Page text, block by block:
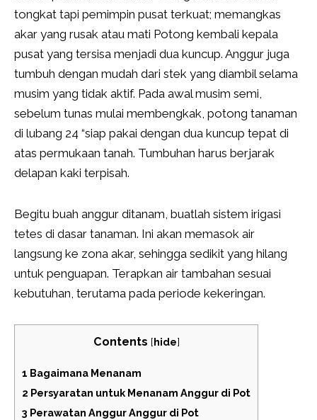
tongkat tapi pemimpin pusat terkuat; memangkas
akar yang rusak atau mati Potong kembali kepala
pusat yang tersisa menjadi dua kuncup. Anggur juga
tumbuh dengan mudah dari stek yang diambil selama
musim yang tidak aktif. Pada awal musim semi,
sebelum tunas mulai membengkak, potong tanaman
di lubang 24 “siap pakai dengan dua kuncup tepat di
atas permukaan tanah. Tumbuhan harus berjarak
delapan kaki terpisah.
Begitu buah anggur ditanam, buatlah sistem irigasi
tetes di dasar tanaman. Ini akan memasok air
langsung ke zona akar, sehingga sedikit yang hilang
untuk penguapan. Terapkan air tambahan sesuai
kebutuhan, terutama pada periode kekeringan.
Contents [hide]
1 Bagaimana Menanam
2 Persyaratan untuk Menanam Anggur di Pot
3 Perawatan Anggur Anggur di Pot